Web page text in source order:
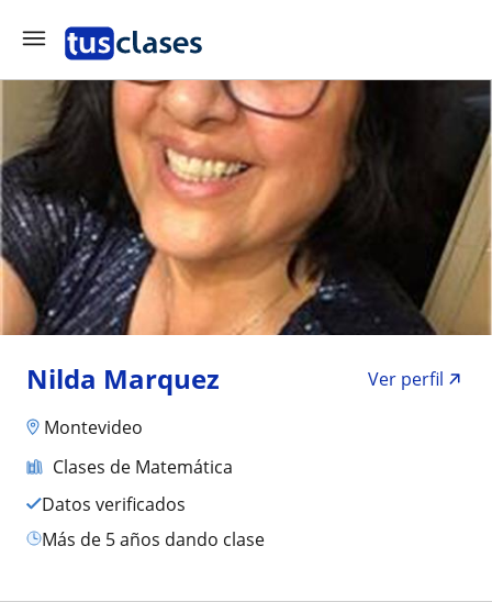
Nilda Marquez
Ver perfil
Montevideo
Clases de Matemática
Datos verificados
más de 5 años dando clase